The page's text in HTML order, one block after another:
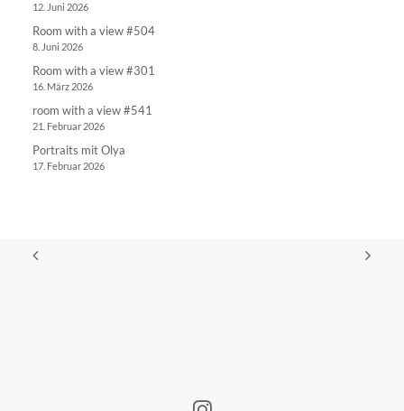
12. Juni 2026
Room with a view #504
8. Juni 2026
Room with a view #301
16. März 2026
room with a view #541
21. Februar 2026
Portraits mit Olya
17. Februar 2026